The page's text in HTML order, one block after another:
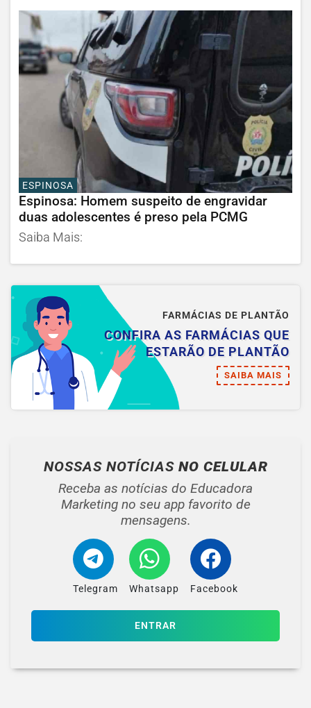
ESPINOSA
Espinosa: Homem suspeito de engravidar
duas adolescentes é preso pela PCMG
Saiba Mais:
FARMÁCIAS DE PLANTÃO
CONFIRA AS FARMÁCIAS QUE
ESTARÃO DE PLANTÃO
SAIBA MAIS
NOSSAS NOTÍCIAS NO CELULAR
Receba as notícias do Educadora
Marketing no seu app favorito de
mensagens.
Telegram Whatsapp Facebook
ENTRAR